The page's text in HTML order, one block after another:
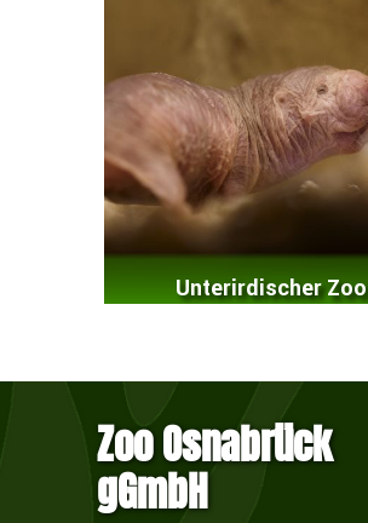
Unterirdischer Zoo
Zoo Osnabrück
gGmbH